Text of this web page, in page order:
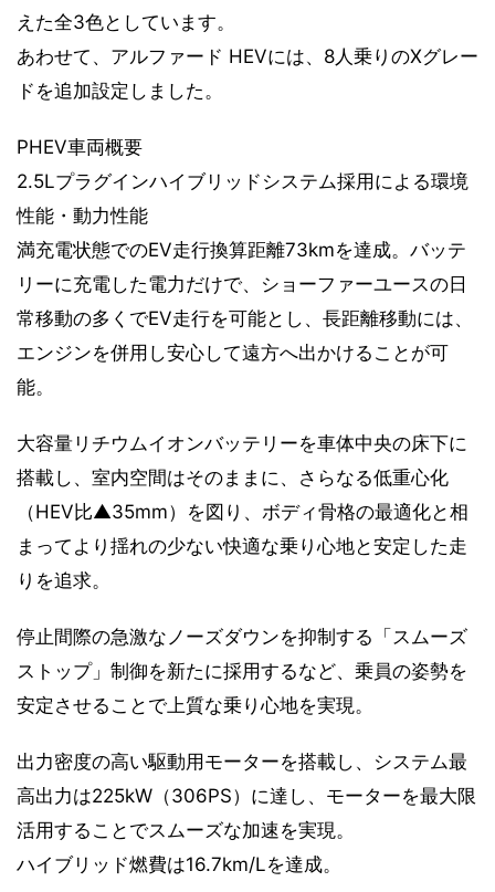
えた全3色としています。
あわせて、アルファード HEVには、8人乗りのXグレー
ドを追加設定しました。
PHEV車両概要
2.5Lプラグインハイブリッドシステム採用による環境
性能・動力性能
満充電状態でのEV走行換算距離73kmを達成。バッテ
リーに充電した電力だけで、ショーファーユースの日
常移動の多くでEV走行を可能とし、長距離移動には、
エンジンを併用し安心して遠方へ出かけることが可
能。
大容量リチウムイオンバッテリーを車体中央の床下に
搭載し、室内空間はそのままに、さらなる低重心化
（HEV比▲35mm）を図り、ボディ骨格の最適化と相
まってより揺れの少ない快適な乗り心地と安定した走
りを追求。
停止間際の急激なノーズダウンを抑制する「スムーズ
ストップ」制御を新たに採用するなど、乗員の姿勢を
安定させることで上質な乗り心地を実現。
出力密度の高い駆動用モーターを搭載し、システム最
高出力は225kW（306PS）に達し、モーターを最大限
活用することでスムーズな加速を実現。
ハイブリッド燃費は16.7km/Lを達成。